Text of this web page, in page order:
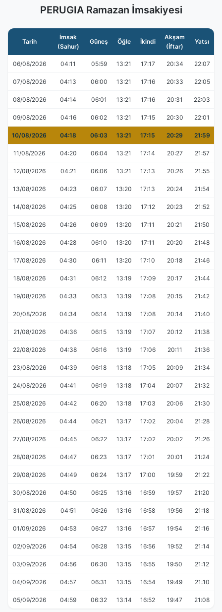
PERUGIA Ramazan İmsakiyesi
Tarih
İmsak
(Sahur)
Güneş Öğle İkindi
Akşam
(İftar)
Yatsı
06/08/2026 04:11 05:59 13:21 17:17 20:34 22:07
07/08/2026 04:13 06:00 13:21 17:16 20:33 22:05
08/08/2026 04:14 06:01 13:21 17:16 20:31 22:03
09/08/2026 04:16 06:02 13:21 17:15 20:30 22:01
10/08/2026 04:18 06:03 13:21 17:15 20:29 21:59
11/08/2026 04:20 06:04 13:21 17:14 20:27 21:57
12/08/2026 04:21 06:06 13:21 17:13 20:26 21:55
13/08/2026 04:23 06:07 13:20 17:13 20:24 21:54
14/08/2026 04:25 06:08 13:20 17:12 20:23 21:52
15/08/2026 04:26 06:09 13:20 17:11 20:21 21:50
16/08/2026 04:28 06:10 13:20 17:11 20:20 21:48
17/08/2026 04:30 06:11 13:20 17:10 20:18 21:46
18/08/2026 04:31 06:12 13:19 17:09 20:17 21:44
19/08/2026 04:33 06:13 13:19 17:08 20:15 21:42
20/08/2026 04:34 06:14 13:19 17:08 20:14 21:40
21/08/2026 04:36 06:15 13:19 17:07 20:12 21:38
22/08/2026 04:38 06:16 13:19 17:06 20:11 21:36
23/08/2026 04:39 06:18 13:18 17:05 20:09 21:34
24/08/2026 04:41 06:19 13:18 17:04 20:07 21:32
25/08/2026 04:42 06:20 13:18 17:03 20:06 21:30
26/08/2026 04:44 06:21 13:17 17:02 20:04 21:28
27/08/2026 04:45 06:22 13:17 17:02 20:02 21:26
28/08/2026 04:47 06:23 13:17 17:01 20:01 21:24
29/08/2026 04:49 06:24 13:17 17:00 19:59 21:22
30/08/2026 04:50 06:25 13:16 16:59 19:57 21:20
31/08/2026 04:51 06:26 13:16 16:58 19:56 21:18
01/09/2026 04:53 06:27 13:16 16:57 19:54 21:16
02/09/2026 04:54 06:28 13:15 16:56 19:52 21:14
03/09/2026 04:56 06:30 13:15 16:55 19:50 21:12
04/09/2026 04:57 06:31 13:15 16:54 19:49 21:10
05/09/2026 04:59 06:32 13:14 16:52 19:47 21:08